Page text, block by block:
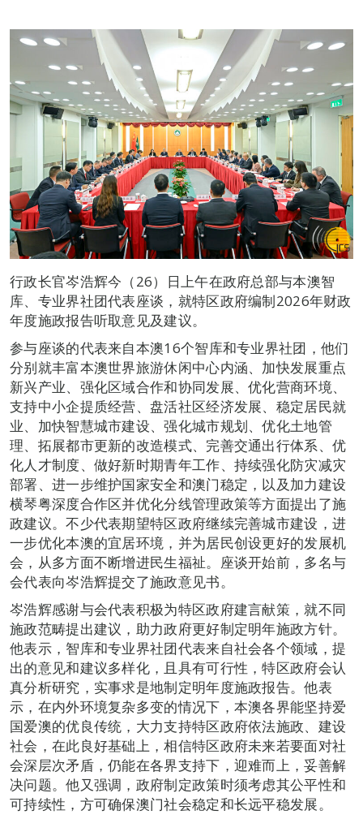
行政长官岑浩辉今（26）日上午在政府总部与本澳智
库、专业界社团代表座谈，就特区政府编制2026年财政
年度施政报告听取意见及建议。
参与座谈的代表来自本澳16个智库和专业界社团，他们
分别就丰富本澳世界旅游休闲中心内涵、加快发展重点
新兴产业、强化区域合作和协同发展、优化营商环境、
支持中小企提质经营、盘活社区经济发展、稳定居民就
业、加快智慧城市建设、强化城市规划、优化土地管
理、拓展都市更新的改造模式、完善交通出行体系、优
化人才制度、做好新时期青年工作、持续强化防灾减灾
部署、进一步维护国家安全和澳门稳定，以及加力建设
横琴粤深度合作区并优化分线管理政策等方面提出了施
政建议。不少代表期望特区政府继续完善城市建设，进
一步优化本澳的宜居环境，并为居民创设更好的发展机
会，从多方面不断增进民生福祉。座谈开始前，多名与
会代表向岑浩辉提交了施政意见书。
岑浩辉感谢与会代表积极为特区政府建言献策，就不同
施政范畴提出建议，助力政府更好制定明年施政方针。
他表示，智库和专业界社团代表来自社会各个领域，提
出的意见和建议多样化，且具有可行性，特区政府会认
真分析研究，实事求是地制定明年度施政报告。他表
示，在内外环境复杂多变的情况下，本澳各界能坚持爱
国爱澳的优良传统，大力支持特区政府依法施政、建设
社会，在此良好基础上，相信特区政府未来若要面对社
会深层次矛盾，仍能在各界支持下，迎难而上，妥善解
决问题。他又强调，政府制定政策时须考虑其公平性和
可持续性，方可确保澳门社会稳定和长远平稳发展。